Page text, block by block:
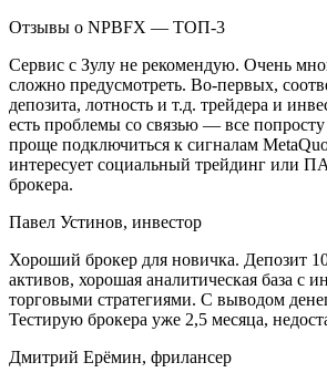
Отзывы о NPBFX — ТОП-3
Сервис с Зулу не рекомендую. Очень
сложно предусмотреть. Во-первых,
депозита, лотность и т.д. трейдера и
есть проблемы со связью — все попросту
проще подключиться к сигналам
интересует социальный трейдинг или
брокера.
Павел Устинов, инвестор
Хороший брокер для новичка. Депозит
активов, хорошая аналитическая база с
торговыми стратегиями. С выводом
Тестирую брокера уже 2,5 месяца,
Дмитрий Ерёмин, фрилансер